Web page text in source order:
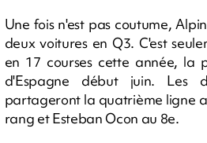
Une fois n'est pas coutume,
deux voitures en Q3. C'est
en 17 courses cette année, la
d'Espagne début juin. Les
partageront la quatrième ligne
rang et Esteban Ocon au 8e.